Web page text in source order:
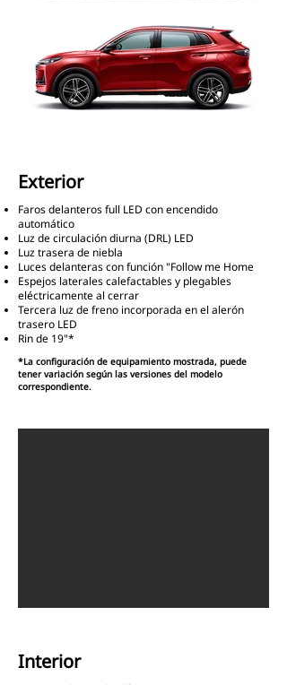
Exterior
Faros delanteros full LED con encendido
automático
Luz de circulación diurna (DRL) LED
Luz trasera de niebla
Luces delanteras con función "Follow me Home
Espejos laterales calefactables y plegables
eléctricamente al cerrar
Tercera luz de freno incorporada en el alerón
trasero LED
Rin de 19"*
*La configuración de equipamiento mostrada, puede
tener variación según las versiones del modelo
correspondiente.
Interior